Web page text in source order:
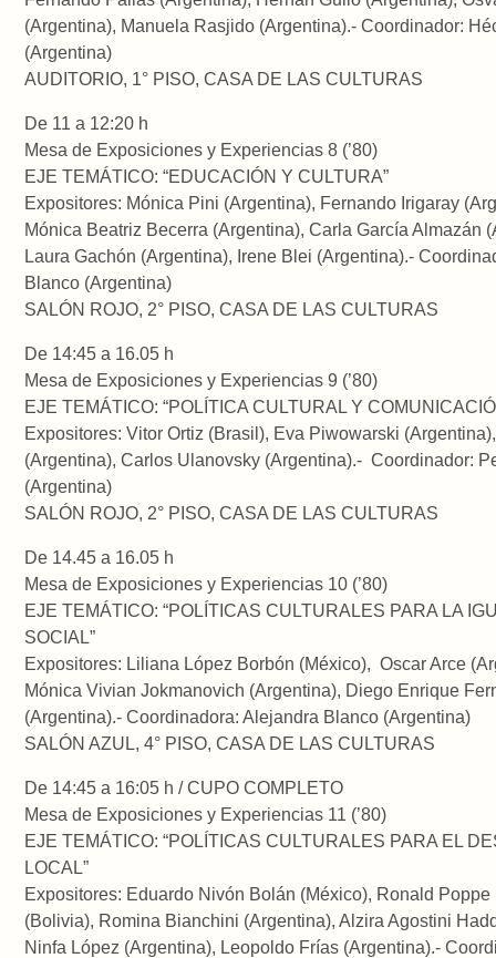
(Argentina), Manuela Rasjido (Argentina).- Coordinador:
(Argentina)
AUDITORIO, 1° PISO, CASA DE LAS CULTURAS
De 11 a 12:20 h
Mesa de Exposiciones y Experiencias 8 (’80)
EJE TEMÁTICO: “EDUCACIÓN Y CULTURA”
Expositores: Mónica Pini (Argentina), Fernando Irigaray
Mónica Beatriz Becerra (Argentina), Carla García Almazán
Laura Gachón (Argentina), Irene Blei (Argentina).-
Blanco (Argentina)
SALÓN ROJO, 2° PISO, CASA DE LAS CULTURAS
De 14:45 a 16.05 h
Mesa de Exposiciones y Experiencias 9 (’80)
EJE TEMÁTICO: “POLÍTICA CULTURAL Y
Expositores: Vitor Ortiz (Brasil), Eva Piwowarski
(Argentina), Carlos Ulanovsky (Argentina).- Coordinador:
(Argentina)
SALÓN ROJO, 2° PISO, CASA DE LAS CULTURAS
De 14.45 a 16.05 h
Mesa de Exposiciones y Experiencias 10 (’80)
EJE TEMÁTICO: “POLÍTICAS CULTURALES PARA LA
SOCIAL”
Expositores: Liliana López Borbón (México), Oscar Arce
Mónica Vivian Jokmanovich (Argentina), Diego Enrique
(Argentina).- Coordinadora: Alejandra Blanco (Argentina)
SALÓN AZUL, 4° PISO, CASA DE LAS CULTURAS
De 14:45 a 16:05 h / CUPO COMPLETO
Mesa de Exposiciones y Experiencias 11 (’80)
EJE TEMÁTICO: “POLÍTICAS CULTURALES PARA EL
LOCAL”
Expositores: Eduardo Nivón Bolán (México), Ronald Poppe
(Bolivia), Romina Bianchini (Argentina), Alzira Agostini
Ninfa López (Argentina), Leopoldo Frías (Argentina).-